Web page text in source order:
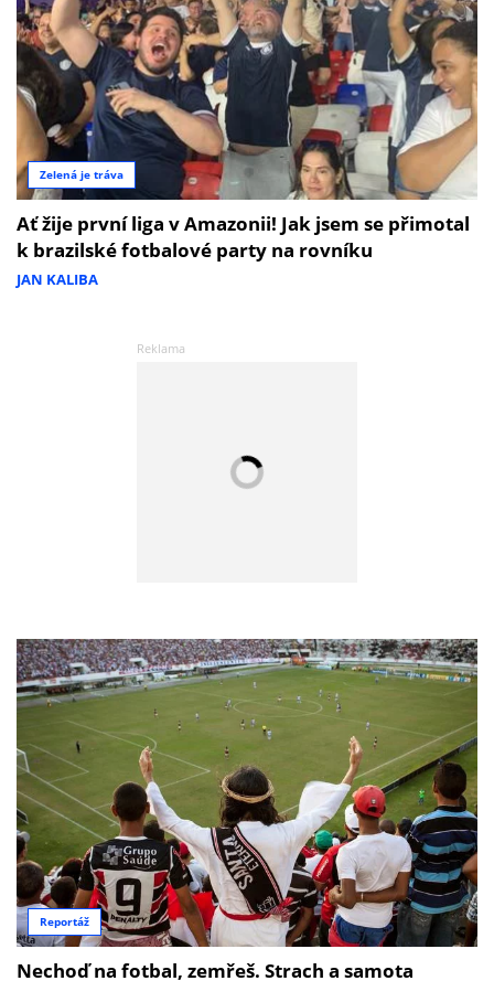
Zelená je tráva
Ať žije první liga v Amazonii! Jak jsem se přimotal
k brazilské fotbalové party na rovníku
JAN KALIBA
Reportáž
Nechoď na fotbal, zemřeš. Strach a samota